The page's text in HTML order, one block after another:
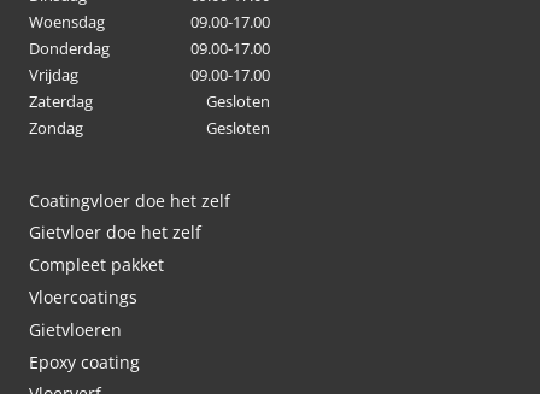
de
productpagina
Woensdag
09.00-17.00
Donderdag
09.00-17.00
Vrijdag
09.00-17.00
Zaterdag
Gesloten
Zondag
Gesloten
Coatingvloer doe het zelf
Gietvloer doe het zelf
Compleet pakket
Vloercoatings
Gietvloeren
Epoxy coating